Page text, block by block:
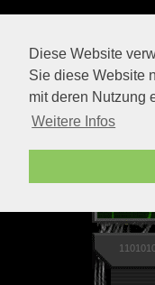
Diese Website
Sie diese Website
mit deren Nutzung
Weitere Infos